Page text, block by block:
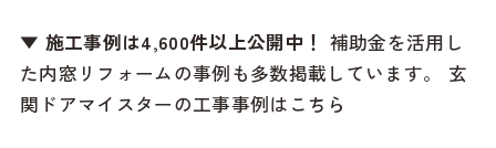
▼ 施工事例は4,600件以上公開中！ 補助金を活用し
た内窓リフォームの事例も多数掲載しています。 玄
関ドアマイスターの工事事例はこちら